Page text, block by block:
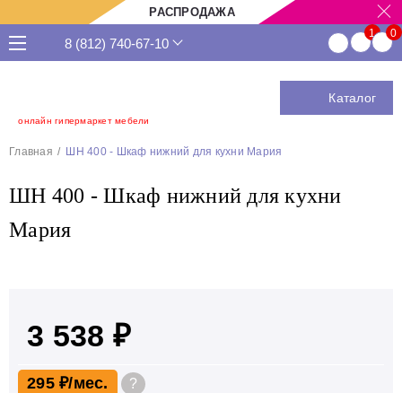
РАСПРОДАЖА
онлайн гипермаркет мебели
8 (812) 740-67-10
Каталог
Главная ШН 400 - Шкаф нижний для кухни Мария
ШН 400 - Шкаф нижний для кухни
Мария
3 538 ₽
295 ₽ ?